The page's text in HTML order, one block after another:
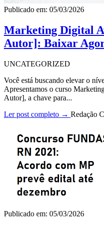
Publicado em: 05/03/2026
Marketing Digital
Autor]: Baixar
UNCATEGORIZED
Você está buscando elevar o
Apresentamos o curso
Autor], a chave para...
Ler post completo → Redação
Publicado em: 05/03/2026